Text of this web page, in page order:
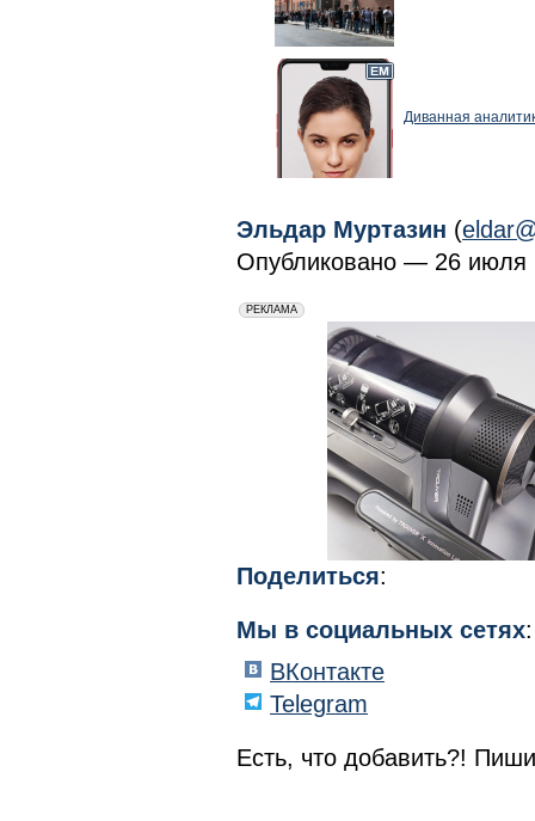
Диванная
Эльдар Муртазин (
Опубликовано — 26 июля
erid: 2VfnxxmNzs5
РЕКЛАМА
Поделиться:
Мы в социальных сетях:
ВКонтакте
Telegram
Есть, что добавить?!